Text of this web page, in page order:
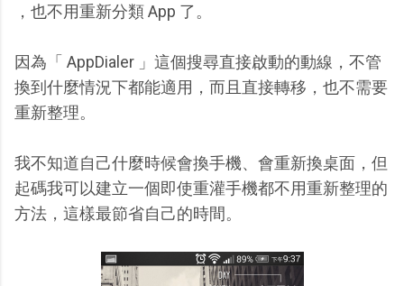
，也不用重新分類 App 了。
因為「 AppDialer 」這個搜尋直接啟動的動線，不管
換到什麼情況下都能適用，而且直接轉移，也不需要
重新整理。
我不知道自己什麼時候會換手機、會重新換桌面，但
起碼我可以建立一個即使重灌手機都不用重新整理的
方法，這樣最節省自己的時間。